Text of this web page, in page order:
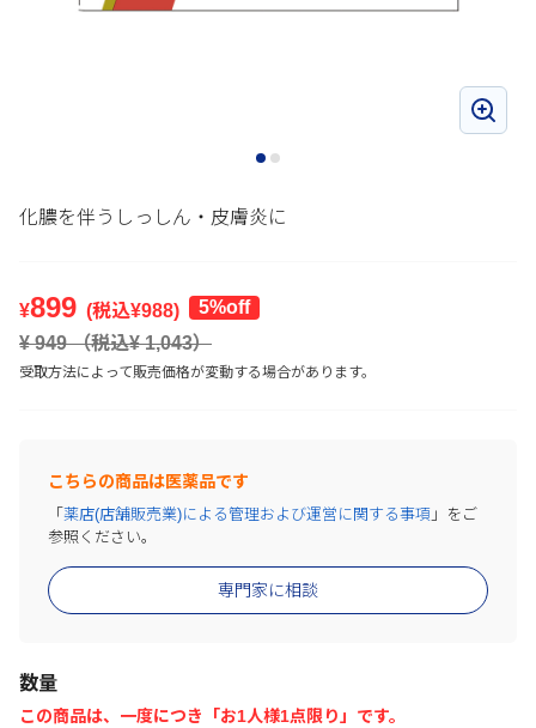
化膿を伴うしっしん・皮膚炎に
¥899 (税込¥988)
5%off
¥ 949（税込¥1,043）
受取方法によって販売価格が変動する場合があります。
こちらの商品は医薬品です
専門家に相談
「 薬店(店舗販売業)による管理および運営に関する事項 」をご
参照ください。
数量
この商品は、一度につき「お1人様1点限り」です。